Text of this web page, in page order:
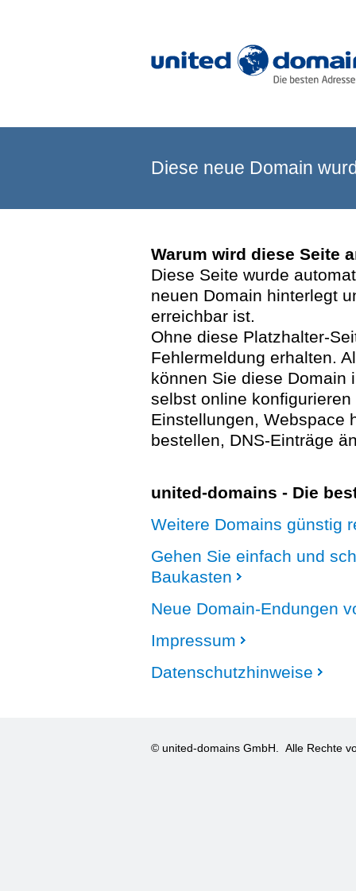
Diese neue Domain
Warum wird diese Seite
Diese Seite wurde
neuen Domain hinterlegt
erreichbar ist.
Ohne diese Platzhalter-
Fehlermeldung erhalten.
können Sie diese Domain
selbst online
Einstellungen, Webspace
bestellen, DNS-Einträge
united-domains - Die
Weitere Domains günstig
Gehen Sie einfach und
Baukasten
Neue Domain-Endungen
Impressum
Datenschutzhinweise
© united-domains GmbH. Alle Rechte